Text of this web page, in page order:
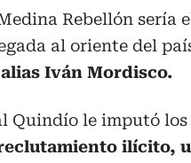
Rebellón sería
al oriente del
Iván Mordisco.
Quindío le imputó
ilícito,